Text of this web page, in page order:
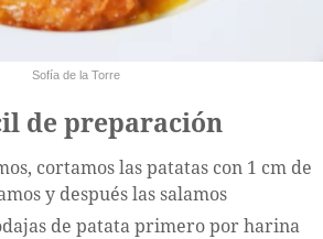
Sofía de la Torre
de preparación
cortamos las patatas con 1 cm de
y después las salamos
de patata primero por harina